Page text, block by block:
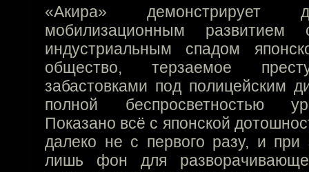
«Акира» демонстрирует
мобилизационным
индустриальным спадом
общество, терзаемое
забастовками под полицейским
полной беспросветностью
Показано всё с японской
далеко не с первого разу, и
лишь фон для